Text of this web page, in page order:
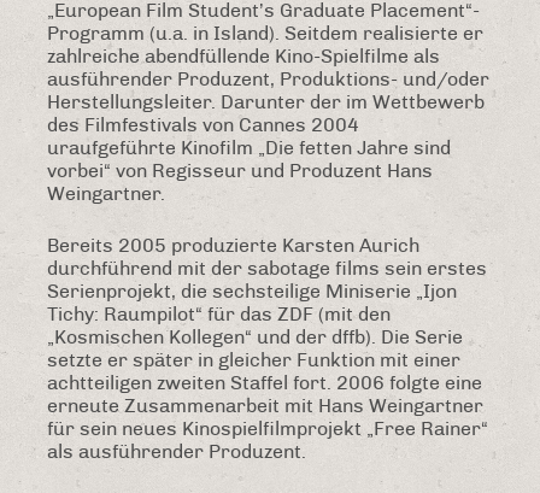
„European Film Student’s Graduate Placement“-
Programm (u.a. in Island). Seitdem realisierte er
zahlreiche abendfüllende Kino-Spielfilme als
ausführender Produzent, Produktions- und/oder
Herstellungsleiter. Darunter der im Wettbewerb
des Filmfestivals von Cannes 2004
uraufgeführte Kinofilm „Die fetten Jahre sind
vorbei“ von Regisseur und Produzent Hans
Weingartner.
Bereits 2005 produzierte Karsten Aurich
durchführend mit der sabotage films sein erstes
Serienprojekt, die sechsteilige Miniserie „Ijon
Tichy: Raumpilot“ für das ZDF (mit den
„Kosmischen Kollegen“ und der dffb). Die Serie
setzte er später in gleicher Funktion mit einer
achtteiligen zweiten Staffel fort. 2006 folgte eine
erneute Zusammenarbeit mit Hans Weingartner
für sein neues Kinospielfilmprojekt „Free Rainer“
als ausführender Produzent.